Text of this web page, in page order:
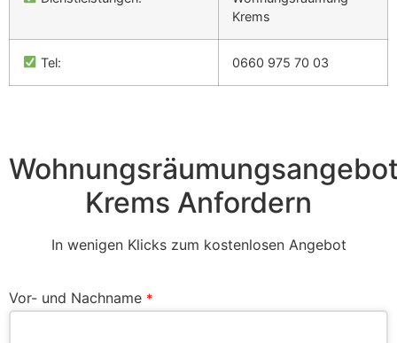
Krems
Tel: 0660 975 70 03
Krems Anfordern
In wenigen Klicks zum kostenlosen Angebot
Vor- und Nachname *